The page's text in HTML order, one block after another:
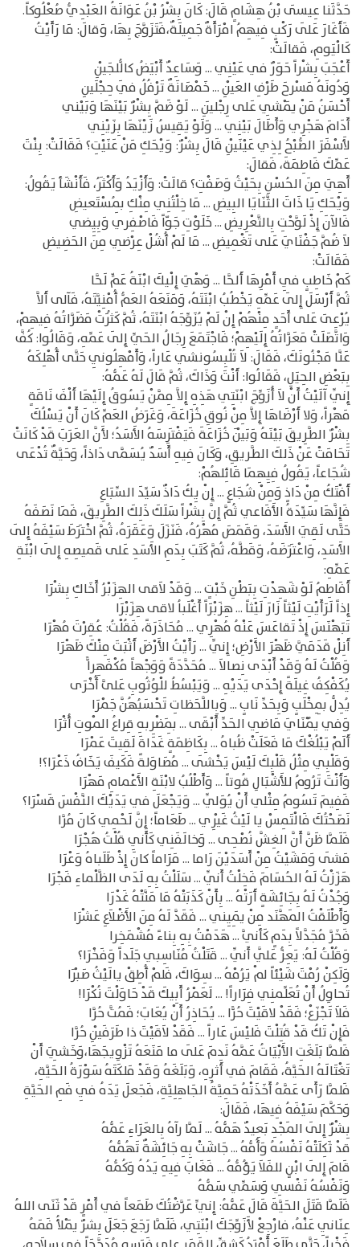
حَدَّثَنا عِيسَى بْنُ هِشَامٍ قَالَ: كَانَ بِشْرُ بْنُ عَوَانَةُ العَبْدِيُّ صُعْلُوكاً.
فَأَغَارَ عَلَى رَكْبٍ فِيهِمُ امْرَأَةٌ جَمِيلَةٌ،فَتَزَوَّجَ بِهَا، وَقالَ: مَا رَأَيْتُ
كَالْيَومِ، فَقالَتْ:
أَعْجَبَ بِشْراً حَوَرٌ في عَيْنِي ... وَسَاعِدٌ أَبْيَضُ كالُّلجَيْنِ
وَدُونَهُ مَسْرحَ طَرْفِ العَيْنِ ... خَمْصَانَةٌ تَرْفُلُ فَي حِجْلَينِ
أَحْسَنُ مَنْ يَمْشِي عَلى رِجْليَنِ ... لَوْ ضَمَّ بِشْرٌ بَيْنَهَا وَبَيْني
أَدَامَ هَجْرِي وَأَطَالَ بَيْنِي ... وَلَوْ يَقِيسُ زَيْنَهَا بِزَيْنِي
لأَسْفَرَ الصُّبْحُ لِذِي عَيْنَيْنِ قَالَ بِشْرٌ: وَيْحَكِ مَنْ عَنَيْتِ؟ فَقَالَتْ: بِنْتَ
عَمِّكَ فَاطِمَةَ، فَقالَ:
أَهِيَ مِنَ الحُسْنِ بِحَيْثُ وَصَفْتِ؟ قالَتْ: وَأَزْيَدُ وَأَكْثَرُ، فَأَنْشَأ يَقُولُ:
وَيْحَكِ يَا ذَاتَ الثَّنَايَا البِيضِ ... مَا خِلْتُنِي مِنْكِ بِمُسْتَعيضِ
فَالآنَ إِذْ لَوَّحْتِ بِالتَّعْرِيضِ ... خَلَوْتِ جَوّاً فَاصْفِري وَبِيِضي
لاَ ضُمَّ جَفْنَايَ عَلى تَغْمِيضِ ... مَا لَمْ أُشُلْ عِرْضِي مِنَ الحَضِيضِ
فَقَالَتْ:
كَمْ خَاطِبٍ فِي أَمْرِهَا أَلحَّا ... وَهْيَ إِلْيكَ ابْنَةُ عَمٍّ لَحَّا
ثُمَّ أَرْسَلَ إِلَى عَمِّهِ يَخْطُبُ ابْنَتَهُ، وَمَنَعَهُ العَمُّ أُمْنِيَّتَهُ، فَآلى أَلاَّ
يُرْعِىَ عَلى أَحَدٍ مِنْهُمْ إِنْ لَمْ يُزَوِّجَهُ ابْنَتَهُ، ثُمَّ كَثُرَتْ مَضَرَّاتُهُ فِيهِمْ،
وَاتَّصَلَتْ مَعَرَّاتُهُ إِلَيْهِمْ؛ فَاجْتَمَعَ رِجَالُ الحَيِّ إِلَى عَمِّهِ، وَقَالُوا: كُفَّ
عَنَّا مَجْنُونَكَ، فَقَالَ: لاَ تُلْبِسُونشي عَاراً، وَأَمْهِلُونِي حَتَّى أُهْلِكَهُ
بِبَعْضِ الحِيَلِ، فَقَالُوا: أَنْتَ وَذَاكَ، ثُمَّ قَالَ لَهُ عَمُّهُ:
إِنِّي آلَيْتُ أَنْ لاَ أُزَوِّجَ ابْنَتِي هَذِهِ إِلاَّ مِمَّنْ يَسُوقُ إِلَيْهَا أَلْفَ نَاقَةٍ
مَهْراً، وَلا أَرْضَاهَا إِلاَّ مِنْ نُوقِ خُزَاعَةَ، وَغَرَضُ العَمِّ كَانَ أَنْ يَسْلُكَ
بِشْرٌ الطَّرِيقَ بَيْنَهُ وَبَيْنَ خُزَاعَةَ فَيَفْتَرِسَهُ الأَسَدُ؛ لأَنَّ العَرَبَ قَدْ كَانَتْ
تَحَامَتْ عَنْ ذَلكَ الطَّريقِ، وَكَانَ فِيهِ أَسَدٌ يُسَمَّى دَاذاً، وَحَيَّةٌ تُدْعَى
شُجَاعاً، يَقُولُ فِيِهِمَا قَائِلهُمْ:
أَفْتَكُ مِنْ دَاذٍ وَمِنْ شُجَاعٍ ... إِنْ يِكُ دَاذٌ سَيِّدَ السِّبَاعِ
فَإِنَّهَا سَيِّدَةُ الأَفَاعي ثُمَّ إِنَّ بِشْراً سَلَكَ ذَلِكَ الطَّرِيقَ، فَمَا نَصَفَهُ
حَتَّى لَقِيَ الأَسَدَ، وَقَمَصَ مُهْرُهُ، فَنَزَلَ وَعَقَرَهُ، ثُمَّ اخْتَرَطَ سَيْفَهُ إِلَى
الأَسَدِ، وَاعْتَرَضَهُ، وَقَطَّهُ، ثُمَّ كَتَبَ بِدَمِ الأَسَدِ عَلى قَميصِهِ إِلَى ابْنَةِ
عَمِّهِ:
أَفَاطِمُ لَوْ شَهِدْتِ بِبَطْنِ خَبْتٍ ... وَقَدْ لاَقى الهِزَبْرُ أَخَاكِ بِشْرَا
إِذاً لَرَأَيْتِ لَيْثاً زَارَ لَيْثاً ... هِزَبْرَاً أَغْلَباُ لاقى هِزَبْرَا
تَبَهْنَسَ إِذْ تَقاعَسَ عَنْهُ مُهْرِي ... مُحَاذَرَةً، فَقُلْتُ: عُقِرْتَ مُهْرَا
أَنِلْ قَدَمَيَّ ظَهْرَ الأَرْضِ؛ إِنِّي ... رَأَيْتُ الأَرْضَ أَثْبَتَ مِنْكَ ظَهْرَا
وَقُلْتُ لَهُ وَقَدْ أَبْدَى نِصالاَ ... مُحَدَّدَةً وَوَجْهاً مُكْفَهِراًّ
يُكَفْكِفُ غِيلَةً إِحْدَى يَدَيْهِ ... وَيَبْسُطُ للْوُثُوبِ عَلىَّ أُخْرَى
يُدِلُّ بِمِخْلَبٍ وَبِحَدِّ نَابٍ ... وَبِاللَّحَظاتِ تَحْسَبُهُنَّ جَمْرَا
وَفي يُمْنَايَ مَاضِي الحَدِّ أَبْقَى ... بِمَضْرِبهِ قِراعُ المْوتِ أُثْرَا
أَلَمْ يَبْلُغْكَ مَا فَعَلَتْ ظُباهُ ... بِكَاظِمَةٍ غَدَاةَ لَقِيتَ عَمْرَا
وَقَلْبِي مِثْلُ قَلْبِكَ لَيْسَ يَخْشَى ... مُصَاوَلةً فَكَيفَ يَخَافُ ذَعْرَا؟!
وَأَنْتَ تَرُومُ للأَشْبَالِ قُوتاً ... وَأَطْلُبُ لابْنَةِ الأَعْمامِ مَهْرَا
فَفِيمَ تَسُومُ مِثْلي أَنْ يُوَلِّي ... وَيَجْعَلَ في يَدَيْكَ النَّفْسَ قَسْرَا؟
نَصَحْتُكَ فَالْتَمِسْ يا لَيْثُ غَيْرِي ... طَعَاماً؛ إِنَّ لَحْمِي كَانَ مُرَّا
فَلَمَّا ظَنَّ أَنَّ الغِشَّ نُصْحِى ... وَخالَفَنِي كَأَنِي قُلْتُ هُجْرَا
مَشَى وَمَشَيْتُ مِنْ أَسَدَيْنَ رَاما ... مَرَاماً كانَ إِذْ طَلَباهُ وَعْرَا
هَزَزْتُ لَهُ الحُسَامَ فَخِلْتُ أَنِّي ... سَلَلْتُ بِهِ لَدَى الظَّلْماءِ فَجْرَا
وَجُدْتُ لَهُ بِجَائِشَةٍ أَرَتْهُ ... بِأَنْ كَذَبَتْهُ مَا مَنَّتْهُ غَدْرَا
وَأَطْلَقْتُ المَهَّنَد مِنْ يَمِيِني ... فَقَدَّ لَهُ مِنَ الأَضْلاَعِ عَشْرَا
فَخَرَّ مُجَدَّلاً بِدَمٍ كَأنيَّ ... هَدَمْتُ بِهِ بِناءً مُشْمَخِرا
وَقُلْتُ لَهُ: يَعِزُّ عَلَّي أَنِّي ... قَتَلْتُ مُنَاسِبي جَلَداً وَفَخْرَا؟
وَلَكِنْ رُمْتَ شَيْئاً لمْ يَرُمْهُ ... سِوَاكَ، فَلمْ أُطِقْ يالَيْثُ صَبْرَا
تُحاوِلُ أَنْ تُعَلِّمنِي فِرَاراً! ... لَعَمْرُ أَبِيكَ قَدْ حَاوَلْتَ نُكْرَا!
فَلاَ تَجْزَعْ؛ فَقَدْ لاقَيْتَ حُرًّا ... يُحَاذِرُ أَنْ يُعَابَ؛ فَمُتَّ حُرَّا
فَإِنْ تَكُ قَدْ قُتِلْتَ فَليْسَ عَاراً ... فَقَدْ لاَقَيْتَ ذا طَرَفَيْنِ حُرَّا
فَلمَّا بَلَغَتِ الأَبْيَاتُ عَمَّهُ نَدِمَ عَلَى ما مَنَعَهُ تَزْوِيجَهَا،وَخَشِيَ أَنْ
تَغْتَالَهُ الحَيَّةُ، فَقَامَ في أَثرِهِ، وَبَلَغَهُ وَقَدْ مَلكَتَهُ سَوْرَةُ الحَيَّةِ،
فَلمَّا رَأَى عَمَّهُ أَخَذَتْهُ حَمِيَّةُ الجَاهِلِيَّةِ، فَجَعلَ يَدَهُ فِي فَمِ الحَيَّةِ
وَحَكَّمَ سَيْفَهُ فِيهَا، فَقَالَ:
بِشْرٌ إِلَى المَجْدِ بَعِيدٌ هَمُّهُ ... لَمَّا رآهُ بِالعَرَاءِ عَمُّهُ
قدْ ثَكِلَتْهُ نَفْسُهُ وَأُمُّهُ ... جَاشَتْ بِهِ جَائِشَةٌ تَهُمُّهُ
قَامَ إِلَى ابْنٍ للفَلاَ يَؤُمُّهُ ... فَغَابَ فِيهِ يَدُهُ وَكُمُّهُ
وَنَفْسُهُ نَفْسِي وَسَمِّي سَمُّهُ
فَلَمَّا قَتَلَ الحَيَّةَ قَالَ عَمُّهُ: إِنيِّ عَرَّضْتُكَ طَمَعاً في أَمْرٍ قَدْ ثَنَى اللهُ
عِنَانِي عَنْهُ، فارْجِعْ لأَزَوِّجَكَ ابْنَتِي، فَلَمَّا رَجَعَ جَعَلَ بِشرٌ يَمْلأُ فَمَهُ